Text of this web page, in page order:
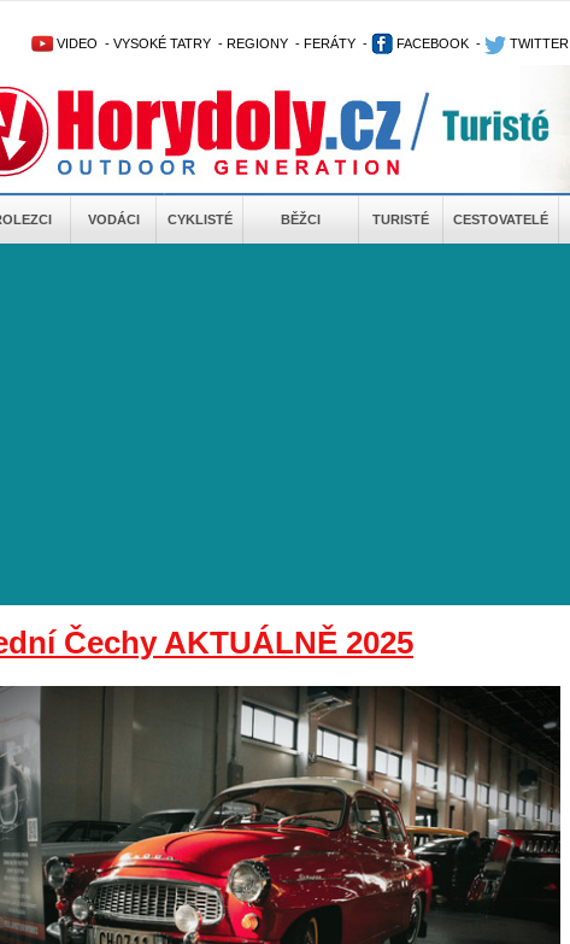
VIDEO - VYSOKÉ TATRY - REGIONY - FERÁTY - FACEBOOK - TWITTER
VODÁCI CYKLISTÉ BĚŽCI TURISTÉ CESTOVATELÉ
Čechy AKTUÁLNĚ 2025